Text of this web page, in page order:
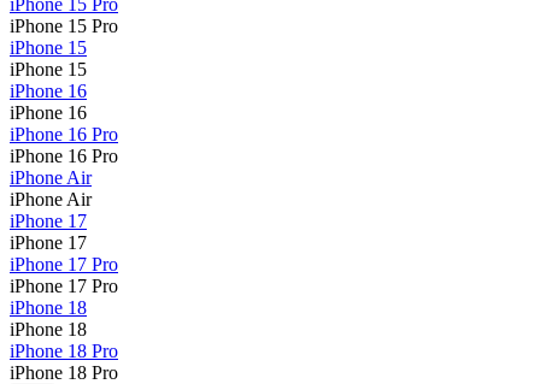
iPhone 15 Pro
iPhone 15
iPhone 15
iPhone 16
iPhone 16
iPhone 16 Pro
iPhone 16 Pro
iPhone Air
iPhone Air
iPhone 17
iPhone 17
iPhone 17 Pro
iPhone 17 Pro
iPhone 18
iPhone 18
iPhone 18 Pro
iPhone 18 Pro